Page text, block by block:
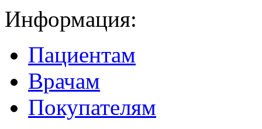
Информация:
Пациентам
Врачам
Покупателям